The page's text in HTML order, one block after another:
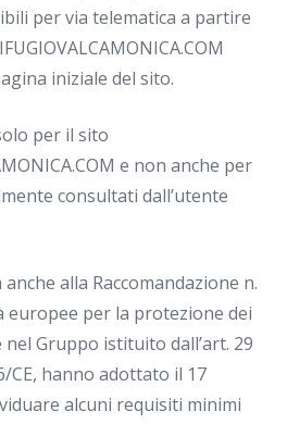
per via telematica a partire
iniziale del sito.
per il sito
e non anche per
consultati dall’utente
alla Raccomandazione n.
europee per la protezione dei
Gruppo istituito dall’art. 29
CE, hanno adottato il 17
alcuni requisiti minimi